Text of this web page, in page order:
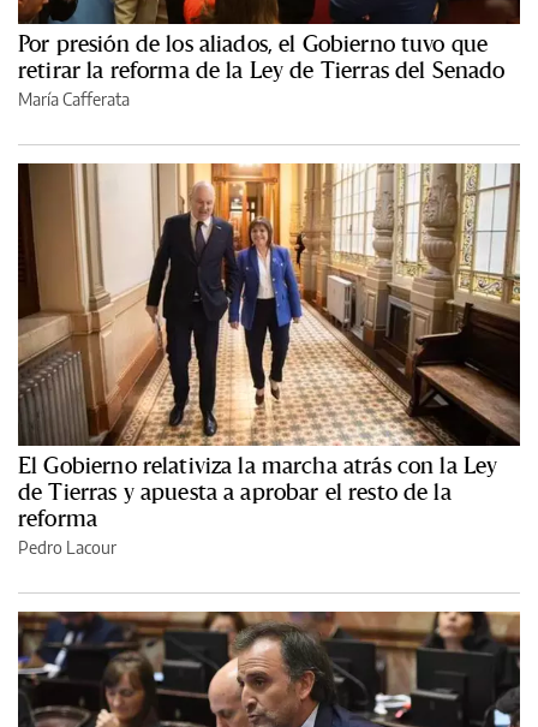
Por presión de los aliados, el Gobierno tuvo que
retirar la reforma de la Ley de Tierras del Senado
María Cafferata
El Gobierno relativiza la marcha atrás con la Ley
de Tierras y apuesta a aprobar el resto de la
reforma
Pedro Lacour